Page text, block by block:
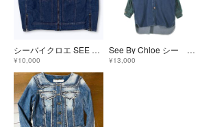
シーバイクロエ SEE BY CHLOE ノーカラーデニムジャケット ライダース
¥10,000
See By Chloe シー バイ クロエ デニムジャケット XS 青 【古着】【中古】【送料無料】
¥13,000